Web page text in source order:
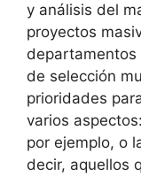
y análisis del
proyectos
departamentos
de selección
prioridades
varios
por ejemplo, o
decir, aquellos